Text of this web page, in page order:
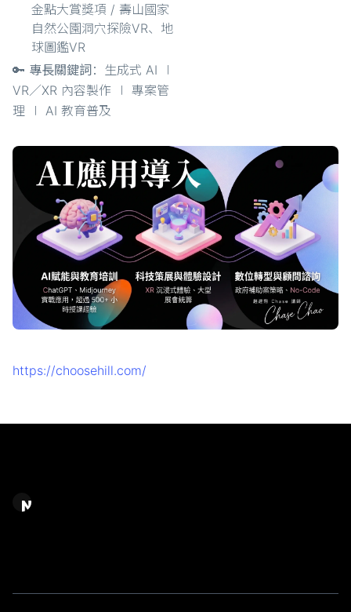
金點大賞獎項 / 壽山國家
自然公園洞穴探險VR、地
球圖鑑VR
🔑 專長關鍵詞 ：生成式 AI ∣
VR／XR 內容製作 ∣ 專案管
理 ∣ AI 教育普及
https://choosehill.com/